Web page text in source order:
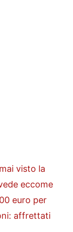
visto la
eccome
euro per
affrettati